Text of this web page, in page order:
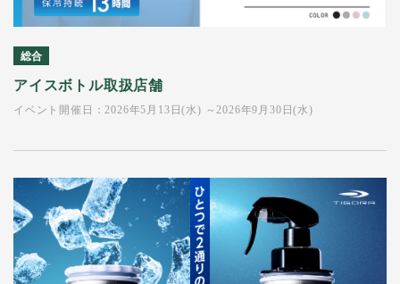
総合
アイスボトル取扱店舗
イベント開催日：2026年5月13日(水) ～2026年9月30日(水)